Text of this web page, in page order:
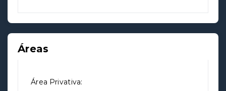
Áreas
Área Privativa: